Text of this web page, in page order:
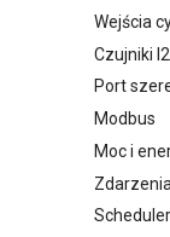
Wejścia
Czujniki
Port
Modbus
Moc i
Zdarzenia
Scheduler